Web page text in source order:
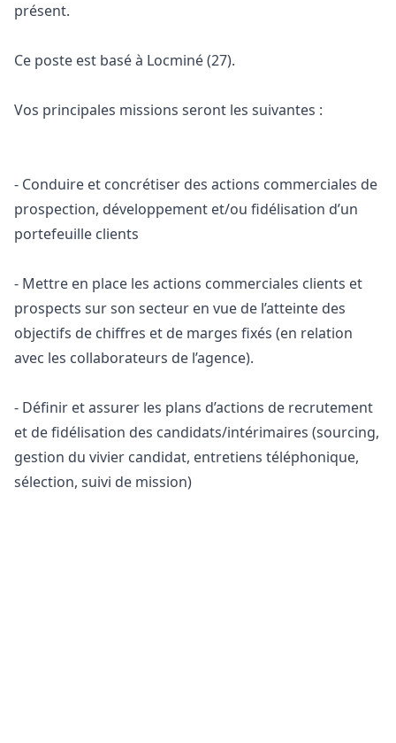
présent.
Ce poste est basé à Locminé (27).
Vos principales missions seront les suivantes :
- Conduire et concrétiser des actions commerciales de
prospection, développement et/ou fidélisation d’un
portefeuille clients
- Mettre en place les actions commerciales clients et
prospects sur son secteur en vue de l’atteinte des
objectifs de chiffres et de marges fixés (en relation
avec les collaborateurs de l’agence).
- Définir et assurer les plans d’actions de recrutement
et de fidélisation des candidats/intérimaires (sourcing,
gestion du vivier candidat, entretiens téléphonique,
sélection, suivi de mission)